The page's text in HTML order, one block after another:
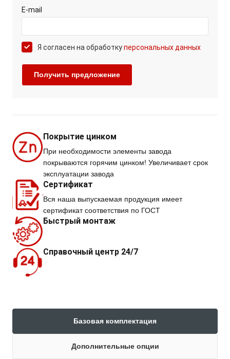
E-mail
Я согласен на обработкуперсональных данных
Покрытие цинком
При необходимости элементы завода
покрываются горячим цинком! Увеличивает срок
эксплуатации завода
Сертификат
Вся наша выпускаемая продукция имеет
сертификат соответствия по ГОСТ
Быстрый монтаж
Справочный центр 24/7
Базовая комплектация
Дополнительные опции